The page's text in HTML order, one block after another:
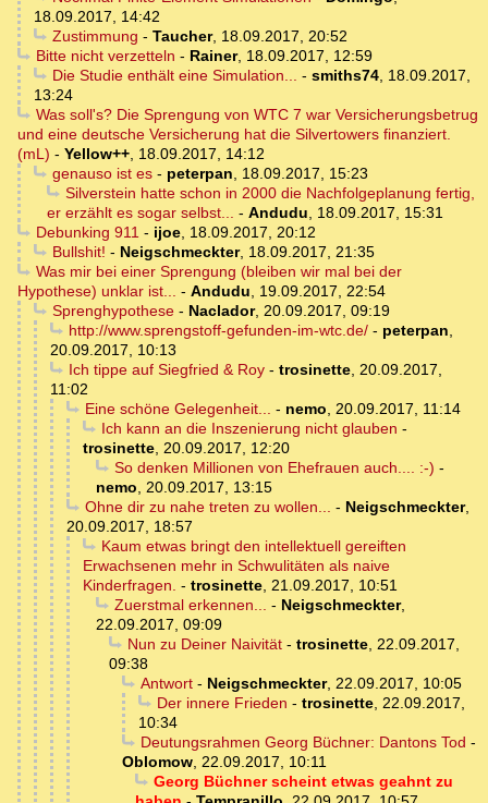
18.09.2017, 14:42
Zustimmung - Taucher, 18.09.2017, 20:52
Bitte nicht verzetteln - Rainer, 18.09.2017, 12:59
Die Studie enthält eine Simulation... - smiths74, 18.09.2017,
13:24
Was soll's? Die Sprengung von WTC 7 war Versicherungsbetrug
und eine deutsche Versicherung hat die Silvertowers finanziert.
(mL) - Yellow++, 18.09.2017, 14:12
genauso ist es- peterpan, 18.09.2017, 15:23
Silverstein hatte schon in 2000 die Nachfolgeplanung fertig,
er erzählt es sogar selbst... - Andudu, 18.09.2017, 15:31
Debunking 911- ijoe, 18.09.2017, 20:12
Bullshit! - Neigschmeckter, 18.09.2017, 21:35
Was mir bei einer Sprengung (bleiben wir mal bei der
Hypothese) unklar ist... - Andudu, 19.09.2017, 22:54
Sprenghypothese- Naclador, 20.09.2017, 09:19
http://www.sprengstoff-gefunden-im-wtc.de/- peterpan,
20.09.2017, 10:13
Ich tippe auf Siegfried & Roy- trosinette, 20.09.2017,
11:02
Eine schöne Gelegenheit... - nemo, 20.09.2017, 11:14
Ich kann an die Inszenierung nicht glauben -
trosinette, 20.09.2017, 12:20
So denken Millionen von Ehefrauen auch.... :-) -
nemo, 20.09.2017, 13:15
Ohne dir zu nahe treten zu wollen... - Neigschmeckter,
20.09.2017, 18:57
Kaum etwas bringt den intellektuell gereiften
Erwachsenen mehr in Schwulitäten als naive
Kinderfragen. - trosinette, 21.09.2017, 10:51
Zuerstmal erkennen... - Neigschmeckter,
22.09.2017, 09:09
Nun zu Deiner Naivität- trosinette, 22.09.2017,
09:38
Antwort- Neigschmeckter, 22.09.2017, 10:05
Der innere Frieden - trosinette, 22.09.2017,
10:34
Deutungsrahmen Georg Büchner: Dantons Tod -
Oblomow, 22.09.2017, 10:11
Georg Büchner scheint etwas geahnt zu